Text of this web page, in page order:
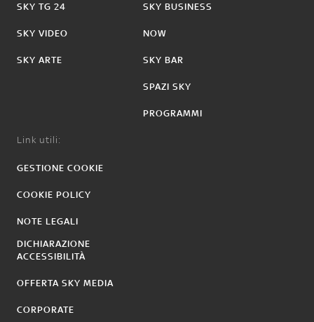
SKY TG 24
SKY VIDEO
SKY ARTE
SKY BUSINESS
NOW
SKY BAR
SPAZI SKY
PROGRAMMI
Link utili:
GESTIONE COOKIE
COOKIE POLICY
NOTE LEGALI
DICHIARAZIONE
ACCESSIBILITÀ
OFFERTA SKY MEDIA
CORPORATE